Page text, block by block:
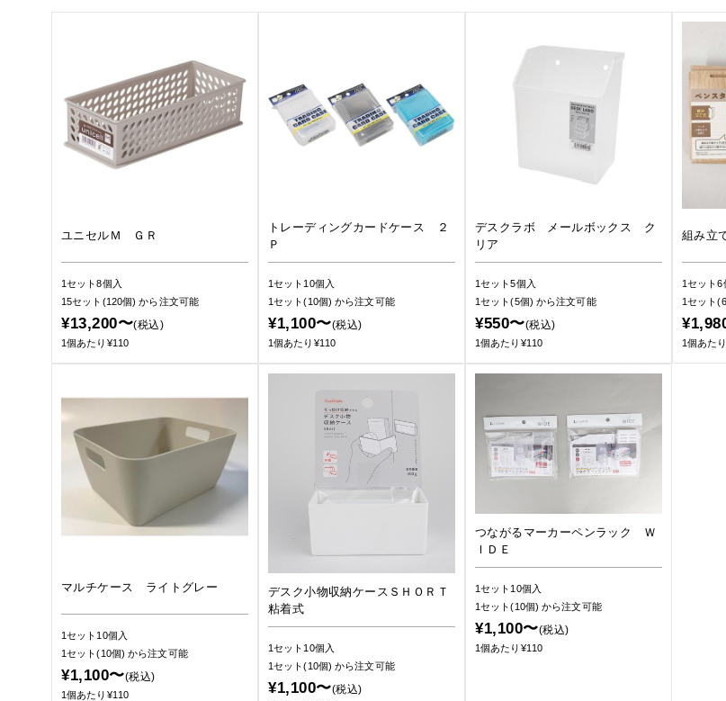
ユニセルＭ ＧＲ
1セット8個入
15セット(120個)から注文可能
¥13,200〜(税込)
1個あたり¥110
トレーディングカードケース ２
Ｐ
1セット10個入
1セット(10個)から注文可能
¥1,100〜(税込)
1個あたり¥110
デスクラボ メールボックス ク
リア
1セット5個入
1セット(5個) から注文可能
¥550〜(税込)
1個あたり¥110
組み立
1セット6
1セット
1個あた
マルチケース ライトグレー
1セット10個入
1セット(10個)から注文可能
¥1,100〜(税込)
1個あたり¥110
デスク小物収納ケースＳＨＯＲＴ
粘着式
1セット10個入
1セット(10個)から注文可能
¥1,100〜(税込)
つながるマーカーペンラック Ｗ
ＩＤＥ
1セット10個入
1セット(10個)から注文可能
¥1,100〜(税込)
1個あたり¥110